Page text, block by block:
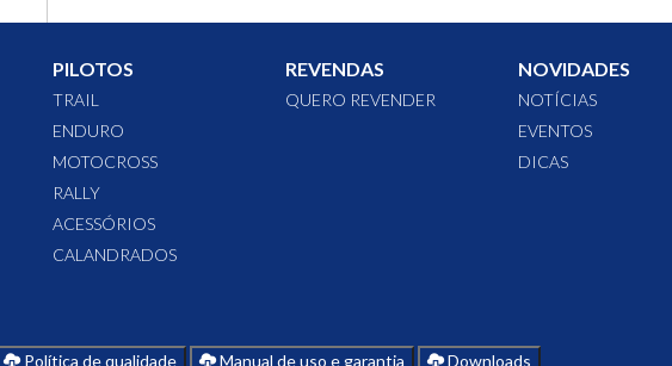
PILOTOS
TRAIL
ENDURO
MOTOCROSS
RALLY
ACESSÓRIOS
CALANDRADOS
REVENDAS
QUERO REVENDER
NOVIDADES
NOTÍCIAS
EVENTOS
DICAS
Política de qualidade Manual de uso e garantia Downloads